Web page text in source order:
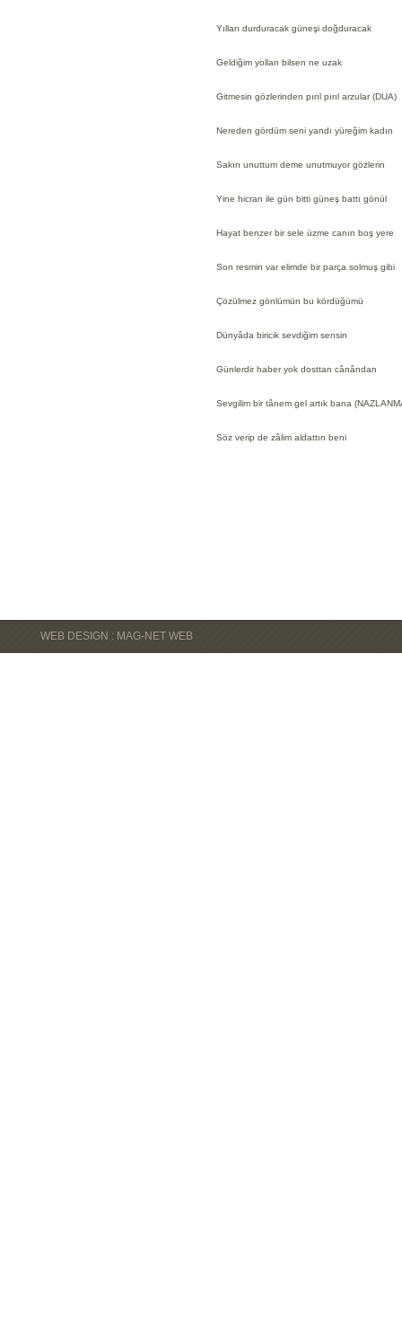
Yılları durduracak güneşi doğduracak
Geldiğim yolları bilsen ne uzak
Gitmesin gözlerinden pırıl pırıl arzular (DUA)
Nereden gördüm seni yandı yüreğim kadın
Sakın unuttum deme unutmuyor gözlerin
Yine hicran ile gün bitti güneş battı gönül
Hayat benzer bir sele üzme canın boş yere
Son resmin var elimde bir parça solmuş gibi
Çözülmez gönlümün bu kördüğümü
Dünyâda biricik sevdiğim sensin
Günlerdir haber yok dosttan cânândan
Sevgilim bir tânem gel artık bana
Söz verip de zâlim aldattın beni
WEB DESIGN : MAG-NET WEB